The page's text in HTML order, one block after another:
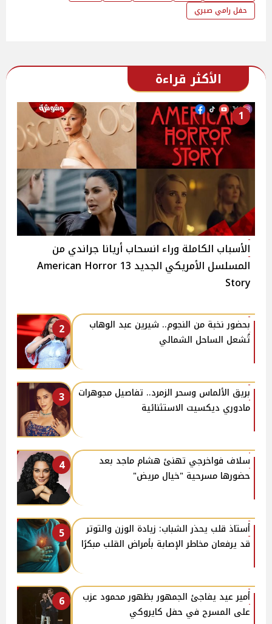
حفل رامي صبري
الأكثر قراءة
1
الأسباب الكاملة وراء انسحاب أريانا جراندي من
المسلسل الأمريكي الجديد 13 American Horror
Story
2
بحضور نخبة من النجوم.. شيرين عبد الوهاب
تُشعل الساحل الشمالي
3
بريق الألماس وسحر الزمرد.. تفاصيل مجوهرات
مادوري ديكسيت الاستثنائية
4
سلاف فواخرجي تهنئ هشام ماجد بعد
حضورها مسرحية "خيال مريض"
5
أستاذ قلب يحذر الشباب: زيادة الوزن والتوتر
قد يرفعان مخاطر الإصابة بأمراض القلب مبكرًا
6
أمير عيد يفاجئ الجمهور بظهور محمود عزب
على المسرح في حفل كايروكي